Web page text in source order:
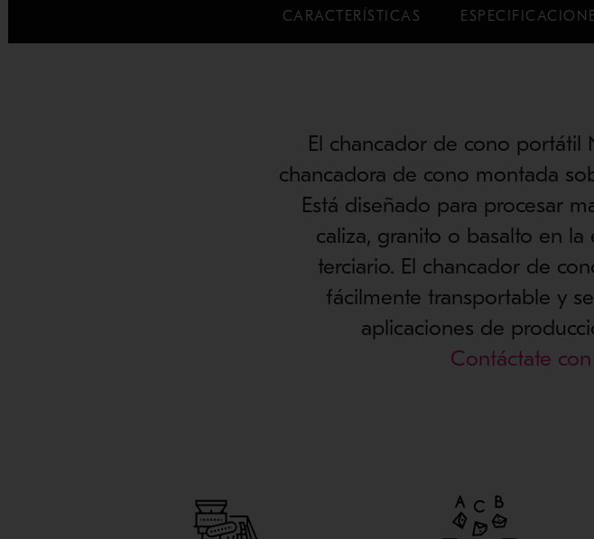
CARACTERÍSTICAS
El chancador de cono portátil
chancadora de cono montada
Está diseñado para procesar
caliza, granito o basalto en
terciario. El chancador de
fácilmente transportable y
aplicaciones de
Contáctate